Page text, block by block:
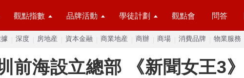
觀點指數 品牌活動 學徒計劃 觀點會 問答
深度 房地産 資本金融 商業地産 商辦 商場 消費品牌 物業服務
前海設立總部 《新聞女王3》